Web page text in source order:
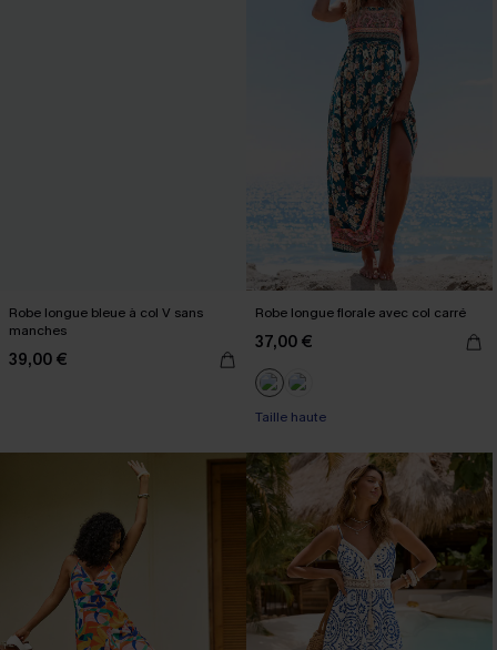
Robe longue bleue à col V sans
manches
39,00 €
Robe longue florale avec col carré
37,00 €
Taille haute